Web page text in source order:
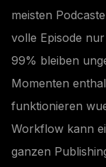
meisten
volle Episode
99% bleiben
Momenten
funktionieren
Workflow kann
ganzen